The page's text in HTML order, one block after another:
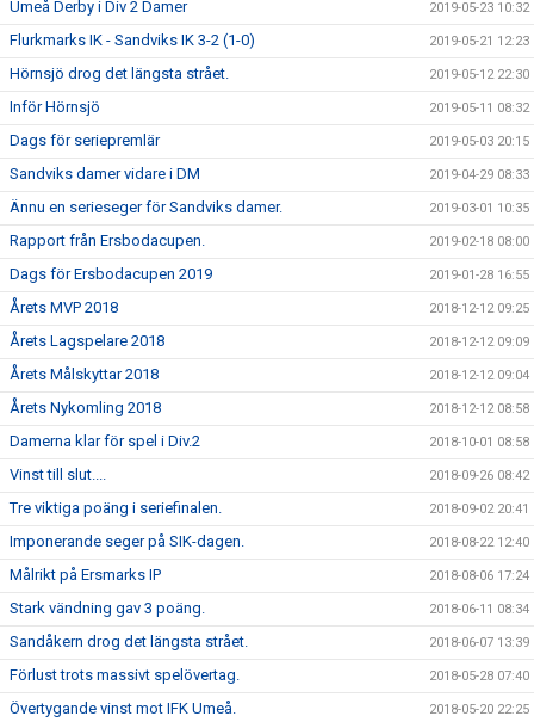
Umeå Derby i Div 2 Damer 2019-05-23 10:32
Flurkmarks IK - Sandviks IK 3-2 (1-0) 2019-05-21 12:23
Hörnsjö drog det längsta strået. 2019-05-12 22:30
Inför Hörnsjö 2019-05-11 08:32
Dags för seriepremlär 2019-05-03 20:15
Sandviks damer vidare i DM 2019-04-29 08:33
Ännu en serieseger för Sandviks damer. 2019-03-01 10:35
Rapport från Ersbodacupen. 2019-02-18 08:00
Dags för Ersbodacupen 2019 2019-01-28 16:55
Årets MVP 2018 2018-12-12 09:25
Årets Lagspelare 2018 2018-12-12 09:09
Årets Målskyttar 2018 2018-12-12 09:04
Årets Nykomling 2018 2018-12-12 08:58
Damerna klar för spel i Div.2 2018-10-01 08:58
Vinst till slut.... 2018-09-26 08:42
Tre viktiga poäng i seriefinalen. 2018-09-02 20:41
Imponerande seger på SIK-dagen. 2018-08-22 12:40
Målrikt på Ersmarks IP 2018-08-06 17:24
Stark vändning gav 3 poäng. 2018-06-11 08:34
Sandåkern drog det längsta strået. 2018-06-07 13:39
Förlust trots massivt spelövertag. 2018-05-28 07:40
Övertygande vinst mot IFK Umeå. 2018-05-20 22:25